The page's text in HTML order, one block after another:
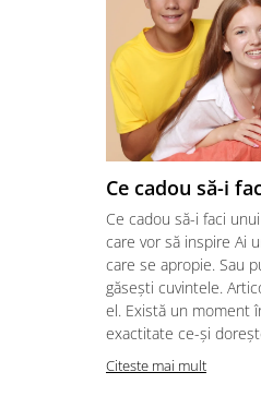
Ce cadou să-i
Ce cadou să-i faci
care vor să inspire Ai
care se apropie. Sau
găsești cuvintele.
el. Există un moment
exactitate ce-și
Citeste mai mult